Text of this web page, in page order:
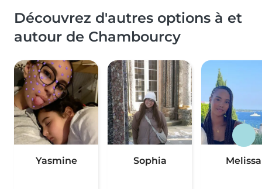
Découvrez d'autres options à et
autour de Chambourcy
Yasmine Sophia Melissa